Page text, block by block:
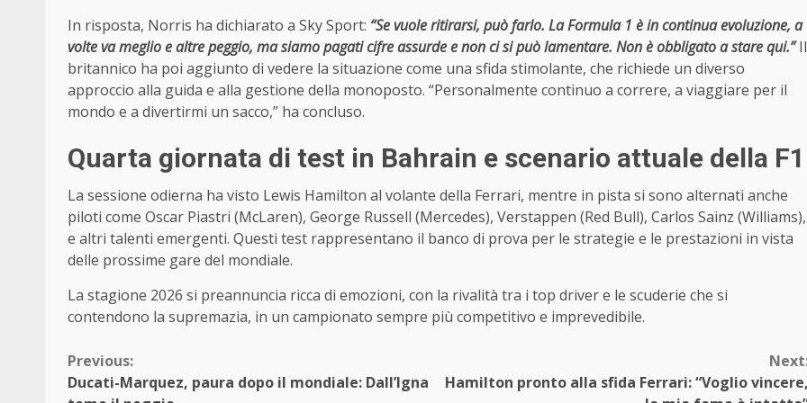
In risposta, Norris ha dichiarato a Sky Sport: “Se vuole ritirarsi, può farlo. La Formula 1 è in continua evoluzione, a
volte va meglio e altre peggio, ma siamo pagati cifre assurde e non ci si può lamentare. Non è obbligato a stare qui.”Il
britannico ha poi aggiunto di vedere la situazione come una sfida stimolante, che richiede un diverso
approccio alla guida e alla gestione della monoposto. “Personalmente continuo a correre, a viaggiare per il
mondo e a divertirmi un sacco,” ha concluso.
Quarta giornata di test in Bahrain e scenario attuale della F1
La sessione odierna ha visto Lewis Hamilton al volante della Ferrari, mentre in pista si sono alternati anche
piloti come Oscar Piastri (McLaren), George Russell (Mercedes), Verstappen (Red Bull), Carlos Sainz (Williams),
e altri talenti emergenti. Questi test rappresentano il banco di prova per le strategie e le prestazioni in vista
delle prossime gare del mondiale.
La stagione 2026 si preannuncia ricca di emozioni, con la rivalità tra i top driver e le scuderie che si
contendono la supremazia, in un campionato sempre più competitivo e imprevedibile.
Continue
Previous:
Ducati-Marquez, paura dopo il mondiale: Dall’Igna
Hamilton pronto alla sfida Ferrari: “Voglio